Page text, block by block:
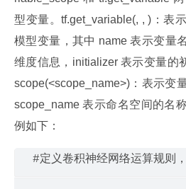
型变量。tf.get_variable(, , )：表
模型变量，其中 name 表示变量
维度信息，initializer 表示变量的
scope(<scope_name>)：表示变
scope_name 表示命名空间的名
例如下：
#定义卷积神经网络运算规